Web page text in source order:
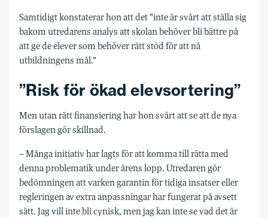
Samtidigt konstaterar hon att det ”inte är svårt att ställa sig
bakom utredarens analys att skolan behöver bli bättre på
att ge de elever som behöver rätt stöd för att nå
utbildningens mål.”
”Risk för ökad elevsortering”
Men utan rätt finansiering har hon svårt att se att de nya
förslagen gör skillnad.
– Många initiativ har lagts för att komma till rätta med
denna problematik under årens lopp. Utredaren gör
bedömningen att varken garantin för tidiga insatser eller
regleringen av extra anpassningar har fungerat på avsett
sätt. Jag vill inte bli cynisk, men jag kan inte se vad det är